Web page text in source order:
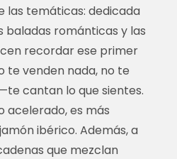
las temáticas: dedicada
baladas románticas y las
recordar ese primer
te venden nada, no te
cantan lo que sientes.
acelerado, es más
ibérico. Además, a
que mezclan